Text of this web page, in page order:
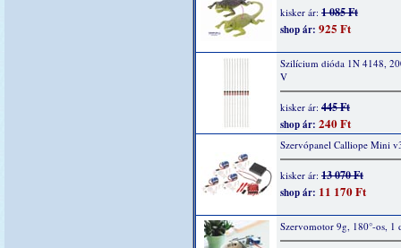
kisker ár: 1 085 Ft
shop ár: 925 Ft
Szilícium dióda 1N 4148,
V
kisker ár: 445 Ft
shop ár: 240 Ft
Szervópanel Calliope Mini
kisker ár: 13 070 Ft
shop ár: 11 170 Ft
Szervomotor 9g, 180°-os, 1